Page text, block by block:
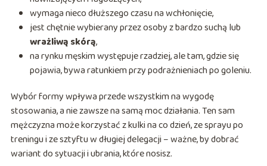
wymaga nieco dłuższego czasu na wchłonięcie,
jest chętnie wybierany przez osoby z bardzo suchą lub
wrażliwą skórą,
na rynku męskim występuje rzadziej, ale tam, gdzie się
pojawia, bywa ratunkiem przy podrażnieniach po goleniu.
Wybór formy wpływa przede wszystkim na wygodę
stosowania, a nie zawsze na samą moc działania. Ten sam
mężczyzna może korzystać z kulki na co dzień, ze sprayu po
treningu i ze sztyftu w długiej delegacji – ważne, by dobrać
wariant do sytuacji i ubrania, które nosisz.